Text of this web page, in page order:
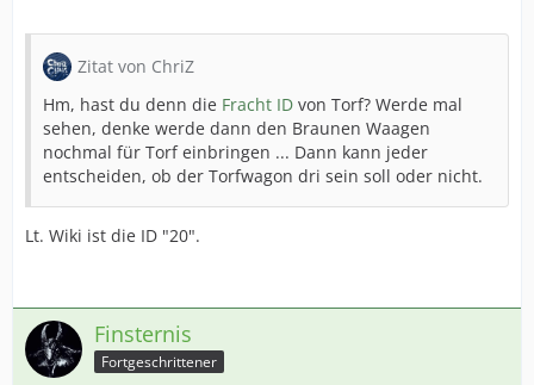
Zitat von ChriZ
Hm, hast du denn die Fracht ID von Torf? Werde mal
sehen, denke werde dann den Braunen Waagen
nochmal für Torf einbringen ... Dann kann jeder
entscheiden, ob der Torfwagon dri sein soll oder nicht.
Lt. Wiki ist die ID "20".
Finsternis
Fortgeschrittener